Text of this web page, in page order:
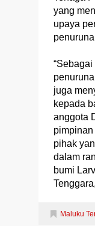
yang
upaya
juga
kepada
anggota
pihak
dalam
bumi
Maluku